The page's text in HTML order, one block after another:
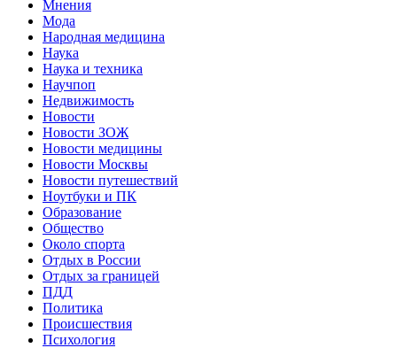
Мнения
Мода
Народная медицина
Наука
Наука и техника
Научпоп
Недвижимость
Новости
Новости ЗОЖ
Новости медицины
Новости Москвы
Новости путешествий
Ноутбуки и ПК
Образование
Общество
Около спорта
Отдых в России
Отдых за границей
ПДД
Политика
Происшествия
Психология